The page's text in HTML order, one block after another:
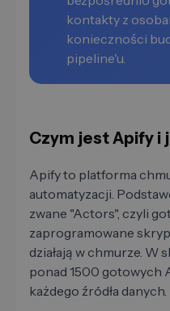
kontakty z
konieczności
pipeline'u.
Czym jest Apify i
Apify to platforma
automatyzacji.
zwane "Actors", czyli
zaprogramowane
działają w chmurze. W
ponad 1500 gotowych
każdego źródła danych.